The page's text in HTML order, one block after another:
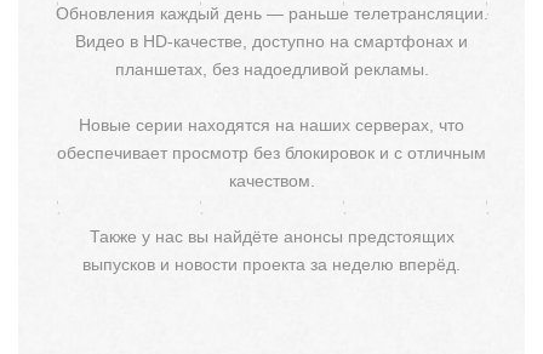
Обновления каждый день — раньше телетрансляции.
Видео в HD-качестве, доступно на смартфонах и
планшетах, без надоедливой рекламы.
Новые серии находятся на наших серверах, что
обеспечивает просмотр без блокировок и с отличным
качеством.
Также у нас вы найдёте анонсы предстоящих
выпусков и новости проекта за неделю вперёд.